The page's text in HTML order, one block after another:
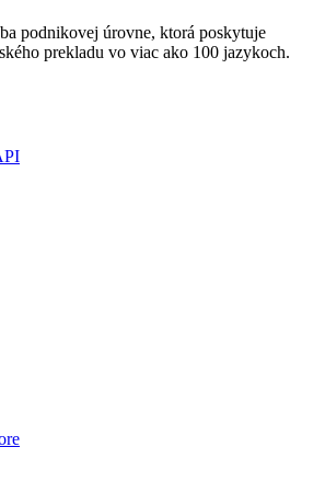
podnikovej úrovne, ktorá poskytuje
prekladu vo viac ako 100 jazykoch.